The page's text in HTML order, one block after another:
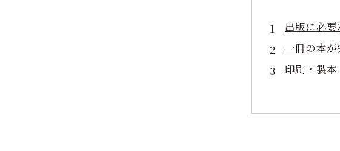
出版に必
一冊の本
印刷・製
編集・校
出版物の